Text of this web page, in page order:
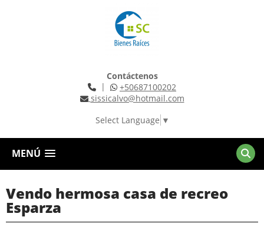
Contáctenos
|
+50687100202
sissicalvo@hotmail.com
Select Language ▼
MENÚ
Vendo hermosa casa de recreo
Esparza